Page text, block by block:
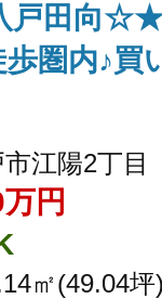
田向
圏内♪買
江陽2丁目
円
㎡(49.04坪